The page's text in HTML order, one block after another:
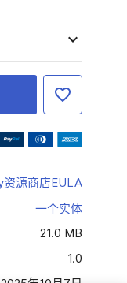
源商店EULA
一个实体
21.0 MB
1.0